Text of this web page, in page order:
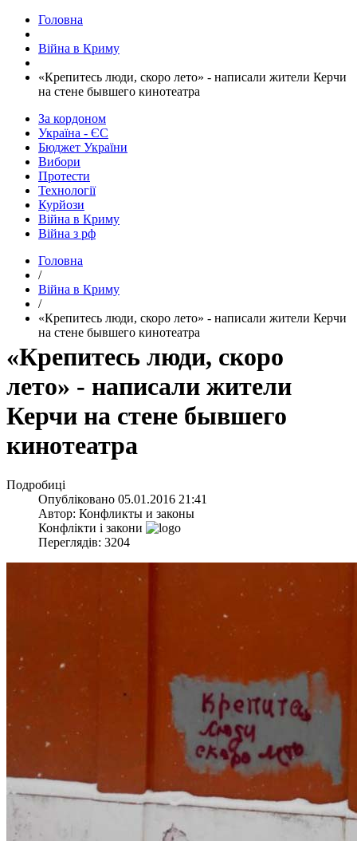
Головна
Війна в Криму
«Крепитесь люди, скоро лето» - написали жители Керчи
на стене бывшего кинотеатра
За кордоном
Україна - ЄС
Бюджет України
Вибори
Протести
Технології
Курйози
Війна в Криму
Війна з рф
Головна
/
Війна в Криму
/
«Крепитесь люди, скоро лето» - написали жители Керчи
на стене бывшего кинотеатра
«Крепитесь люди, скоро
лето» - написали жители
Керчи на стене бывшего
кинотеатра
Подробиці
Опубліковано 05.01.2016 21:41
Автор: Конфликты и законы
Конфлікти і закони
Переглядів: 3204